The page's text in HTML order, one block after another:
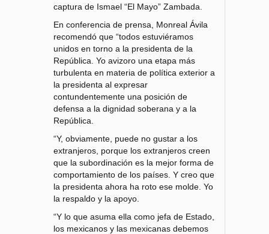
captura de Ismael “El Mayo” Zambada.
En conferencia de prensa, Monreal Ávila
recomendó que “todos estuviéramos
unidos en torno a la presidenta de la
República. Yo avizoro una etapa más
turbulenta en materia de política exterior a
la presidenta al expresar
contundentemente una posición de
defensa a la dignidad soberana y a la
República.
“Y, obviamente, puede no gustar a los
extranjeros, porque los extranjeros creen
que la subordinación es la mejor forma de
comportamiento de los países. Y creo que
la presidenta ahora ha roto ese molde. Yo
la respaldo y la apoyo.
“Y lo que asuma ella como jefa de Estado,
los mexicanos y las mexicanas debemos